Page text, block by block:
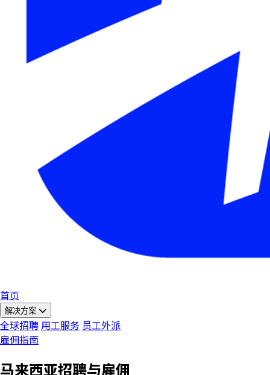
首页
解决方案
全球招聘 用工服务 员工外派
雇佣指南
马来西亚招聘与雇佣